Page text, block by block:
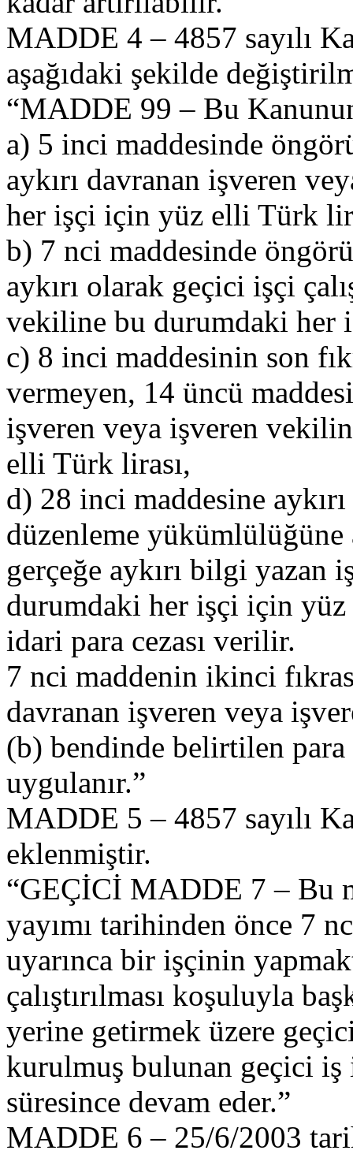
MADDE 4 – 4857 sayılı
aşağıdaki şekilde
“MADDE 99 – Bu
a) 5 inci maddesinde
aykırı davranan işveren
her işçi için yüz elli Türk
b) 7 nci maddesinde
aykırı olarak geçici işçi
vekiline bu durumdaki
c) 8 inci maddesinin son
vermeyen, 14 üncü
işveren veya işveren
elli Türk lirası,
d) 28 inci maddesine
düzenleme yükümlülüğüne
gerçeğe aykırı bilgi yazan
durumdaki her işçi için
idari para cezası verilir.
7 nci maddenin ikinci
davranan işveren veya
(b) bendinde belirtilen para
uygulanır.”
MADDE 5 – 4857 sayılı
eklenmiştir.
“GEÇİCİ MADDE 7 – Bu
yayımı tarihinden önce 7
uyarınca bir işçinin
çalıştırılması koşuluyla
yerine getirmek üzere
kurulmuş bulunan geçici
süresince devam eder.”
MADDE 6 – 25/6/2003